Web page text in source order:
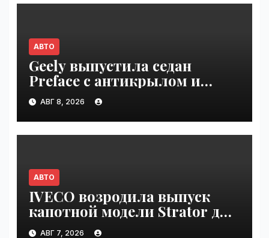
АВТО
Geely выпустила седан
Preface с антикрылом и
красными суппортами |
VseTime.ru
АВГ 8, 2026
АВТО
IVECO возродила выпуск
капотной модели Strator для
Европы | VseTime.ru
АВГ 7, 2026